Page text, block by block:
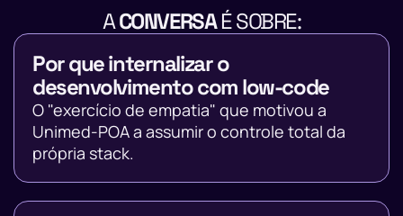
ACONVERSAÉ SOBRE:
Por que internalizar o
desenvolvimento com low-code
O "exercício de empatia" que motivou a
Unimed-POA a assumir o controle total da
própria stack.